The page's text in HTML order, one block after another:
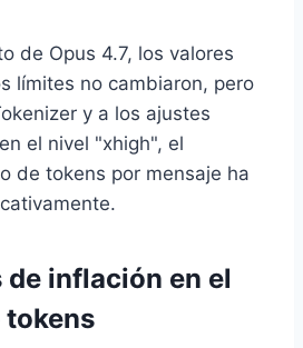
de Opus 4.7, los valores
límites no cambiaron, pero
y a los ajustes
el nivel "xhigh", el
de tokens por mensaje ha
de inflación en el
tokens